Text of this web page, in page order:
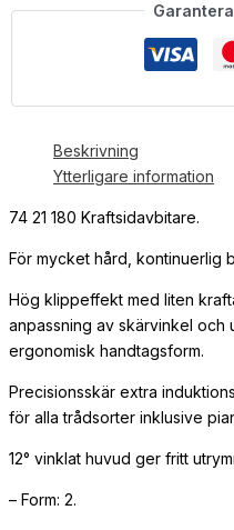
Beskrivning
Ytterligare information
74 21 180 Kraftsidavbitare.
För mycket hård, kontinuerlig
Hög klippeffekt med liten
anpassning av skärvinkel och
ergonomisk handtagsform.
Precisionsskär extra
för alla trådsorter inklusive
12° vinklat huvud ger fritt
– Form: 2.